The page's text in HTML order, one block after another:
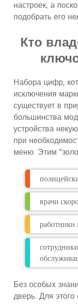
настроек, а
подобрать его
Кто
Набора цифр,
исключения
существует в
большинства
устройства
при
меню. Этим
врачи
работники
Без особых
дверь. Для этого